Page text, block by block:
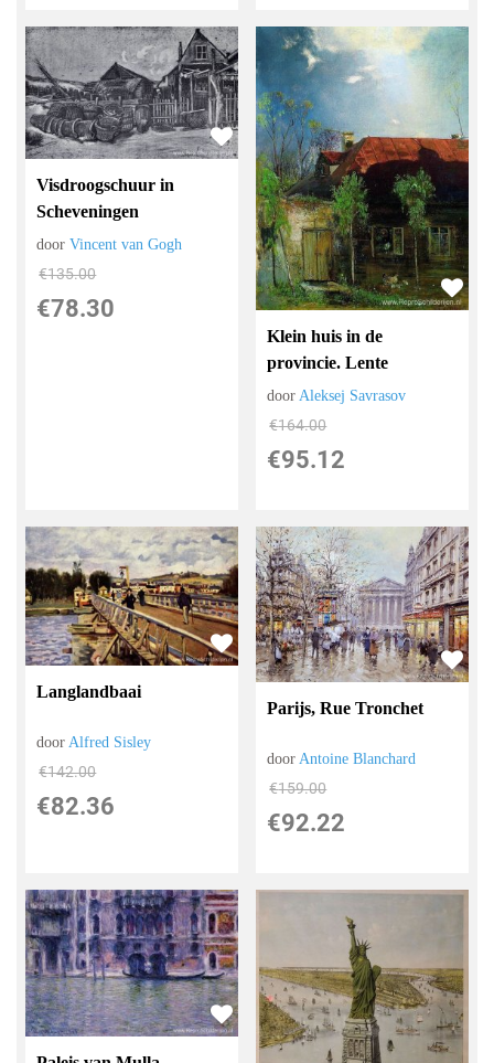
Visdroogschuur in
Scheveningen
doorVincent van Gogh
€135.00
€78.30
Klein huis in de
provincie. Lente
doorAleksej Savrasov
€164.00
€95.12
Langlandbaai
door Alfred Sisley
€142.00
€82.36
Parijs, Rue Tronchet
doorAntoine Blanchard
€159.00
€92.22